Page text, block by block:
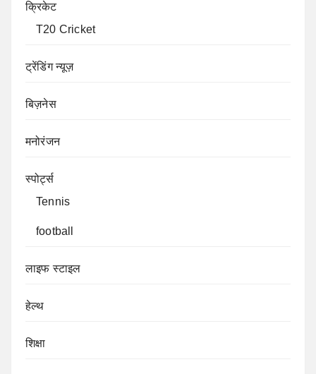
क्रिकेट
T20 Cricket
ट्रेंडिंग न्यूज़
बिज़नेस
मनोरंजन
स्पोर्ट्स
Tennis
football
लाइफ स्टाइल
हेल्थ
शिक्षा